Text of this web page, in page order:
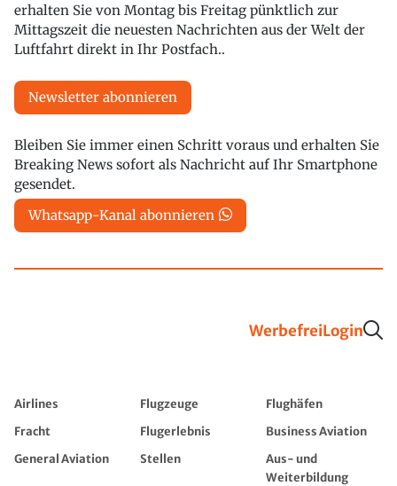
erhalten Sie von Montag bis Freitag pünktlich zur
Mittagszeit die neuesten Nachrichten aus der Welt der
Luftfahrt direkt in Ihr Postfach..
Newsletter abonnieren
Bleiben Sie immer einen Schritt voraus und erhalten Sie
Breaking News sofort als Nachricht auf Ihr Smartphone
gesendet.
Whatsapp-Kanal abonnieren
WerbefreiLogin
Airlines Flugzeuge
Flughäfen
Fracht
Flugerlebnis
Business Aviation
General Aviation
Stellen
Aus- und
Weiterbildung